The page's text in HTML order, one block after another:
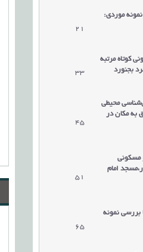
موردی:
21
کوتاه مرتبه
بجنورد
33
محیطی
به مکان در
45
مسکونی
امام
51
دریافت مقاله
بررسي نمونه
65